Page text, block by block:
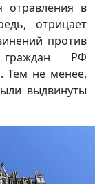
отравления в
отрицает
против
РФ
Тем не менее,
выдвинуты